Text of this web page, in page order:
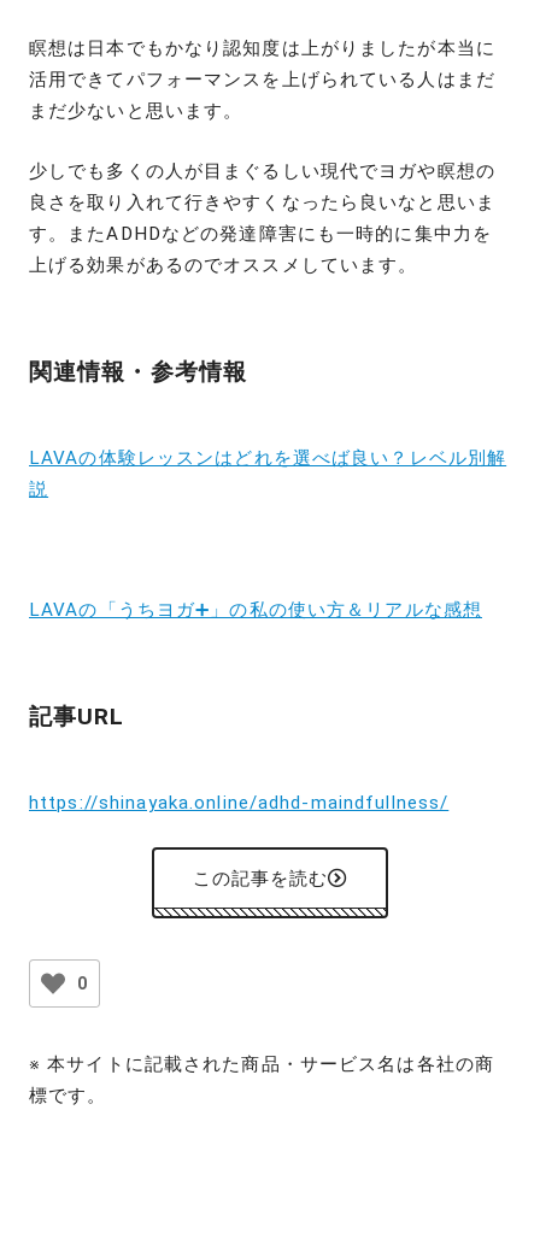
瞑想は日本でもかなり認知度は上がりましたが本当に
活用できてパフォーマンスを上げられている人はまだ
まだ少ないと思います。
少しでも多くの人が目まぐるしい現代でヨガや瞑想の
良さを取り入れて行きやすくなったら良いなと思いま
す。またADHDなどの発達障害にも一時的に集中力を
上げる効果があるのでオススメしています。
関連情報・参考情報
LAVAの体験レッスンはどれを選べば良い？レベル別解
説
LAVAの「うちヨガ➕」の私の使い方＆リアルな感想
記事URL
https://shinayaka.online/adhd-maindfullness/
この記事を読む
0
※ 本サイトに記載された商品・サービス名は各社の商
標です。